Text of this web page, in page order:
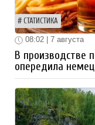
СТАТИСТИКА
08:02 | 7 августа
В производстве
опередила